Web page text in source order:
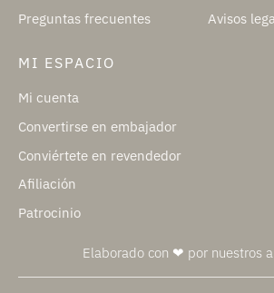
Preguntas frecuentes
Avisos
MI ESPACIO
Mi cuenta
Convertirse en embajador
Conviértete en revendedor
Afiliación
Patrocinio
Elaborado con ❤ por nuestros